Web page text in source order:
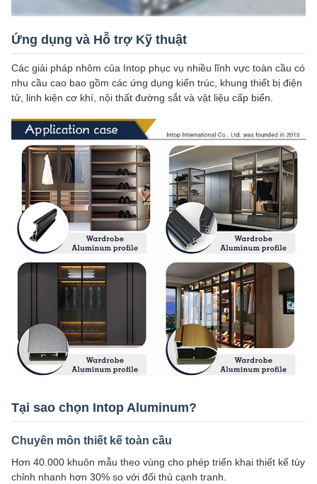
Ứng dụng và Hỗ trợ Kỹ thuật
Các giải pháp nhôm của Intop phục vụ nhiều lĩnh vực toàn cầu có
nhu cầu cao bao gồm các ứng dụng kiến trúc, khung thiết bị điện
tử, linh kiện cơ khí, nội thất đường sắt và vật liệu cấp biển.
Tại sao chọn Intop Aluminum?
Chuyên môn thiết kế toàn cầu
Hơn 40.000 khuôn mẫu theo vùng cho phép triển khai thiết kế tùy
chỉnh nhanh hơn 30% so với đối thủ cạnh tranh.